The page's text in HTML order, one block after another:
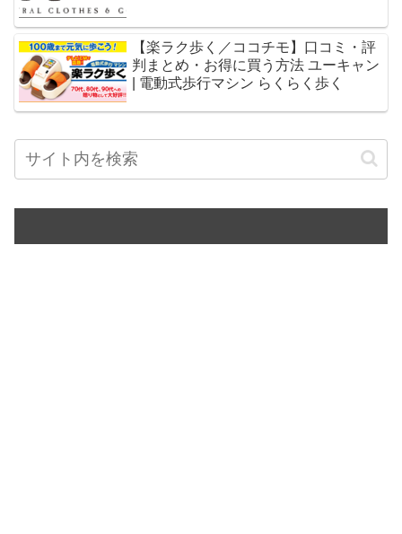
【楽ラク歩く／ココチモ】口コミ・評
判まとめ・お得に買う方法 ユーキャン
| 電動式歩行マシン らくらく歩く